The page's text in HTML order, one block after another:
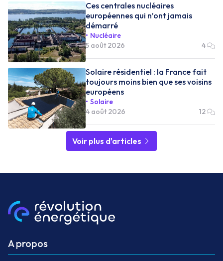
Ces centrales nucléaires
européennes qui n’ont jamais
démarré
Nucléaire
5 août 2026
4
Solaire résidentiel : la France fait
toujours moins bien que ses voisins
européens
Solaire
4 août 2026
12
Voir plus d'articles
A propos